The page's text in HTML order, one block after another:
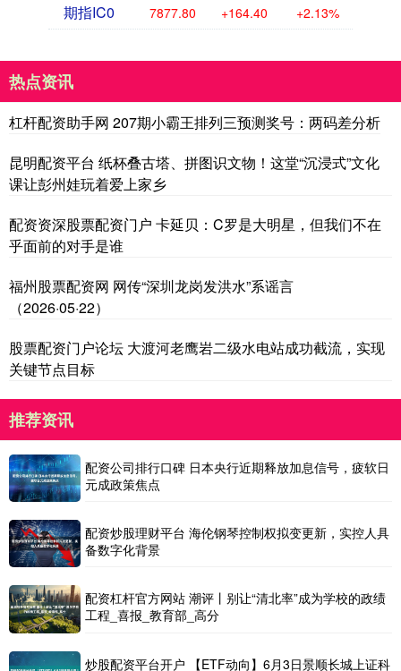
期指IC0 7877.80 +164.40 +2.13%
热点资讯
杠杆配资助手网 207期小霸王排列三预测奖号：两码差分析
昆明配资平台 纸杯叠古塔、拼图识文物！这堂“沉浸式”文化
课让彭州娃玩着爱上家乡
配资资深股票配资门户 卡延贝：C罗是大明星，但我们不在
乎面前的对手是谁
福州股票配资网 网传“深圳龙岗发洪水”系谣言
（2026·05·22）
股票配资门户论坛 大渡河老鹰岩二级水电站成功截流，实现
关键节点目标
推荐资讯
配资公司排行口碑 日本央行近期释放加息信号，疲软日
元成政策焦点
配资炒股理财平台 海伦钢琴控制权拟变更新，实控人具
备数字化背景
配资杠杆官方网站 潮评丨别让“清北率”成为学校的政绩
工程_喜报_教育部_高分
炒股配资平台开户 【ETF动向】6月3日景顺长城上证科